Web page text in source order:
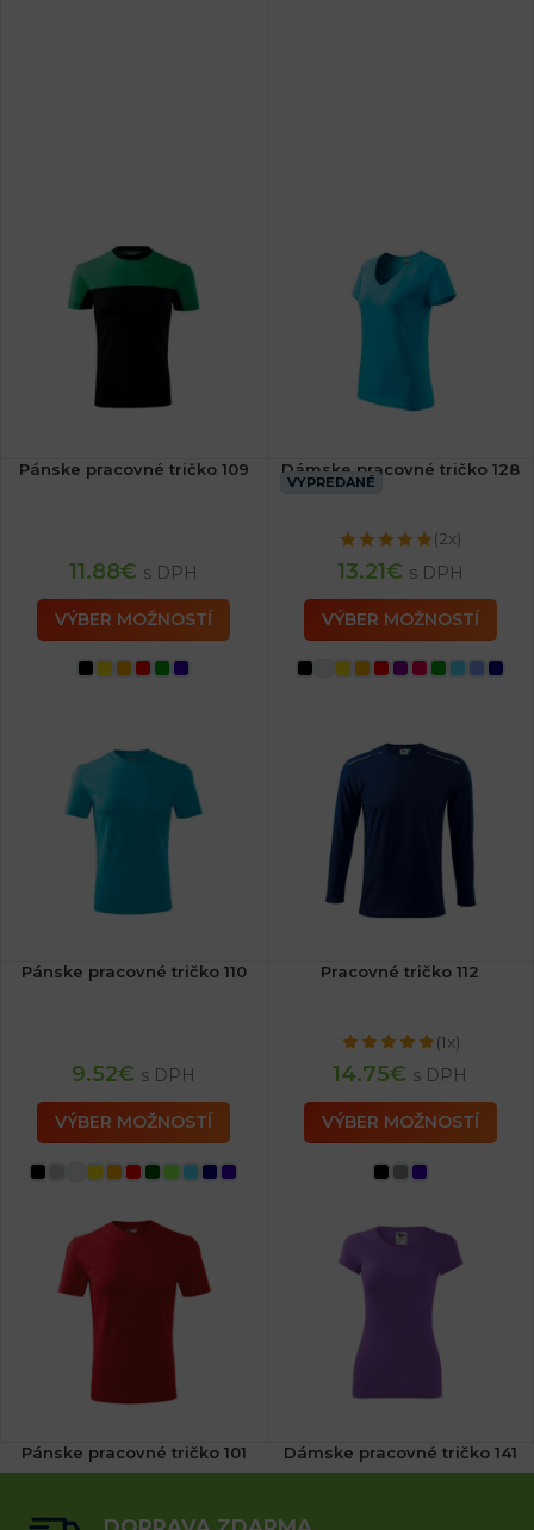
Pánske pracovné tričko 109
11.88€ s DPH
VÝBER MOŽNOSTÍ
Dámske pracovné tričko 128
(2x)
13.21€ s DPH
VÝBER MOŽNOSTÍ
Pánske pracovné tričko 110
9.52€ s DPH
VÝBER MOŽNOSTÍ
VYPREDANÉ
Pracovné tričko 112
(1x)
14.75€ s DPH
VÝBER MOŽNOSTÍ
Pánske pracovné tričko 101
(4x)
Dámske pracovné tričko 141